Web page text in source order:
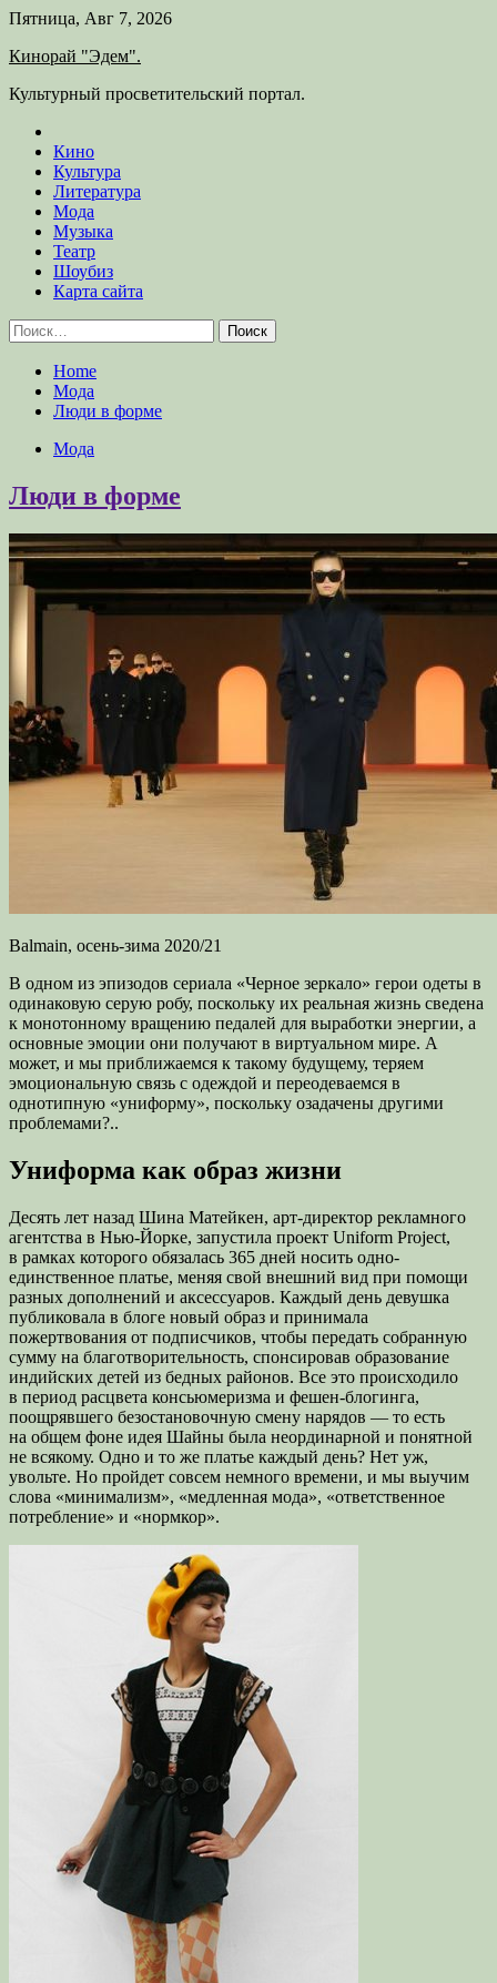
Skip
content
Пятница, Авг 7, 2026
Кинорай "Эдем".
Культурный просветительский портал.
Кино
Культура
Литература
Мода
Музыка
Театр
Шоубиз
Карта сайта
Найти:
Home
Мода
Люди в форме
Мода
Люди в форме
Balmain, осень-зима 2020/21
В одном из эпизодов сериала «Черное зеркало» герои одеты в
одинаковую серую робу, поскольку их реальная жизнь сведена
к монотонному вращению педалей для выработки энергии, а
основные эмоции они получают в виртуальном мире. А
может, и мы приближаемся к такому будущему, теряем
эмоциональную связь с одеждой и переодеваемся в
однотипную «униформу», поскольку озадачены другими
проблемами?..
Униформа как образ жизни
Десять лет назад Шина Матейкен, арт-директор рекламного
агентства в Нью-Йорке, запустила проект Uniform Project,
в рамках которого обязалась 365 дней носить одно-
единственное платье, меняя свой внешний вид при помощи
разных дополнений и аксессуаров. Каждый день девушка
публиковала в блоге новый образ и принимала
пожертвования от подписчиков, чтобы передать собранную
сумму на благотворительность, спонсировав образование
индийских детей из бедных районов. Все это происходило
в период расцвета консьюмеризма и фешен-блогинга,
поощрявшего безостановочную смену нарядов — то есть
на общем фоне идея Шайны была неординарной и понятной
не всякому. Одно и то же платье каждый день? Нет уж,
увольте. Но пройдет совсем немного времени, и мы выучим
слова «минимализм», «медленная мода», «ответственное
потребление» и «нормкор».